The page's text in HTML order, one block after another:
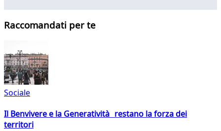
Raccomandati per te
Sociale
Il Benvivere e la Generatività restano la forza dei
territori